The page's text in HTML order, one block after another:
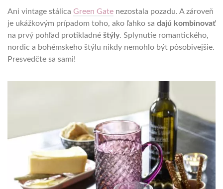
Ani vintage stálica Green Gate nezostala pozadu. A zároveň
je ukážkovým prípadom toho, ako ľahko sa dajú kombinovať
na prvý pohľad protikladné štýly. Splynutie romantického,
nordic a bohémskeho štýlu nikdy nemohlo být pôsobivejšie.
Presvedčte sa sami!